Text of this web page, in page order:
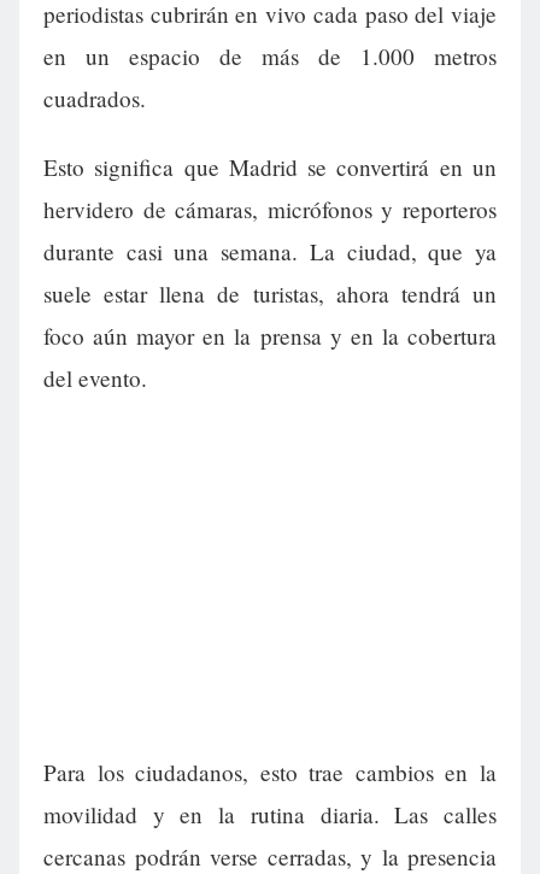
periodistas cubrirán en vivo cada paso del viaje
en un espacio de más de 1.000 metros
cuadrados.
Esto significa que Madrid se convertirá en un
hervidero de cámaras, micrófonos y reporteros
durante casi una semana. La ciudad, que ya
suele estar llena de turistas, ahora tendrá un
foco aún mayor en la prensa y en la cobertura
del evento.
Para los ciudadanos, esto trae cambios en la
movilidad y en la rutina diaria. Las calles
cercanas podrán verse cerradas, y la presencia